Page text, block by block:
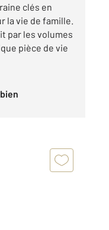
clés en
la vie de famille.
par les volumes
pièce de vie